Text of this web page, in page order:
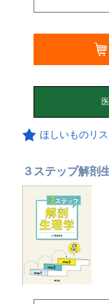
ほしいものリ
３ステップ解剖